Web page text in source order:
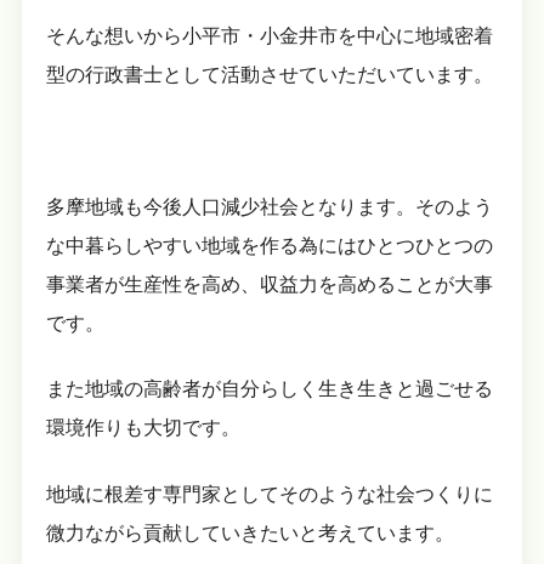
そんな想いから小平市・小金井市を中心に地域密着
型の行政書士として活動させていただいています。
多摩地域も今後人口減少社会となります。そのよう
な中暮らしやすい地域を作る為にはひとつひとつの
事業者が生産性を高め、収益力を高めることが大事
です。
また地域の高齢者が自分らしく生き生きと過ごせる
環境作りも大切です。
地域に根差す専門家としてそのような社会つくりに
微力ながら貢献していきたいと考えています。